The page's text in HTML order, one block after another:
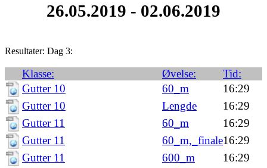
26.05.2019 - 02.06.2019
Resultater: Dag 3:
Klasse: Øvelse:
Tid:
Gutter 10
60_m
16:29
Gutter 10
Lengde
16:29
Gutter 11
60_m
16:29
Gutter 11
60_m,_finale16:29
Gutter 11
600_m
16:29